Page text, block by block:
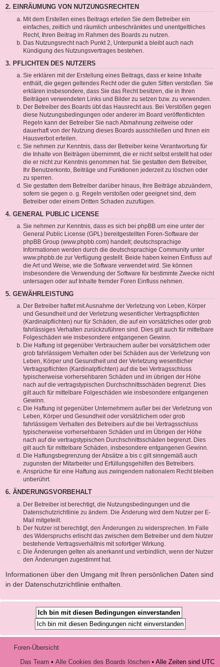
2. EINRÄUMUNG VON NUTZUNGSRECHTEN
Mit dem Erstellen eines Beitrags erteilen Sie dem Betreiber ein
einfaches, zeitlich und räumlich unbeschränktes und unentgeltliches
Recht, Ihren Beitrag im Rahmen des Boards zu nutzen.
Das Nutzungsrecht nach Punkt 2, Unterpunkt a bleibt auch nach
Kündigung des Nutzungsvertrages bestehen.
3. PFLICHTEN DES NUTZERS
Sie erklären mit der Erstellung eines Beitrags, dass er keine Inhalte
enthält, die gegen geltendes Recht oder die guten Sitten verstoßen. Sie
erklären insbesondere, dass Sie das Recht besitzen, die in Ihren
Beiträgen verwendeten Links und Bilder zu setzen bzw. zu verwenden.
Der Betreiber des Boards übt das Hausrecht aus. Bei Verstößen gegen
diese Nutzungsbedingungen oder anderer im Board veröffentlichten
Regeln kann der Betreiber Sie nach Abmahnung zeitweise oder
dauerhaft von der Nutzung dieses Boards ausschließen und Ihnen ein
Hausverbot erteilen.
Sie nehmen zur Kenntnis, dass der Betreiber keine Verantwortung für
die Inhalte von Beiträgen übernimmt, die er nicht selbst erstellt hat oder
die er nicht zur Kenntnis genommen hat. Sie gestatten dem Betreiber,
Ihr Benutzerkonto, Beiträge und Funktionen jederzeit zu löschen oder
zu sperren.
Sie gestatten dem Betreiber darüber hinaus, Ihre Beiträge abzuändern,
sofern sie gegen o. g. Regeln verstoßen oder geeignet sind, dem
Betreiber oder einem Dritten Schaden zuzufügen.
4. GENERAL PUBLIC LICENSE
Sie nehmen zur Kenntnis, dass es sich bei phpBB um eine unter der
General Public License (GPL) bereitgestellten Foren-Software der
phpBB Group (www.phpbb.com) handelt; deutschsprachige
Informationen werden durch die deutschsprachige Community unter
www.phpbb.de zur Verfügung gestellt. Beide haben keinen Einfluss auf
die Art und Weise, wie die Software verwendet wird. Sie können
insbesondere die Verwendung der Software für bestimmte Zwecke nicht
untersagen oder auf Inhalte fremder Foren Einfluss nehmen.
5. GEWÄHRLEISTUNG
Der Betreiber haftet mit Ausnahme der Verletzung von Leben, Körper
und Gesundheit und der Verletzung wesentlicher Vertragspflichten
(Kardinalpflichten) nur für Schäden, die auf ein vorsätzliches oder grob
fahrlässiges Verhalten zurückzuführen sind. Dies gilt auch für mittelbare
Folgeschäden wie insbesondere entgangenen Gewinn.
Die Haftung ist gegenüber Verbrauchern außer bei vorsätzlichem oder
grob fahrlässigem Verhalten oder bei Schäden aus der Verletzung von
Leben, Körper und Gesundheit und der Verletzung wesentlicher
Vertragspflichten (Kardinalpflichten) auf die bei Vertragsschluss
typischerweise vorhersehbaren Schäden und im übrigen der Höhe
nach auf die vertragstypischen Durchschnittsschäden begrenzt. Dies
gilt auch für mittelbare Folgeschäden wie insbesondere entgangenen
Gewinn.
Die Haftung ist gegenüber Unternehmern außer bei der Verletzung von
Leben, Körper und Gesundheit oder vorsätzlichem oder grob
fahrlässigem Verhalten des Betreibers auf die bei Vertragsschluss
typischerweise vorhersehbaren Schäden und im Übrigen der Höhe
nach auf die vertragstypischen Durchschnittsschäden begrenzt. Dies
gilt auch für mittelbare Schäden, insbesondere entgangenen Gewinn.
Die Haftungsbegrenzung der Absätze a bis c gilt sinngemäß auch
zugunsten der Mitarbeiter und Erfüllungsgehilfen des Betreibers.
Ansprüche für eine Haftung aus zwingendem nationalem Recht bleiben
unberührt.
6. ÄNDERUNGSVORBEHALT
Der Betreiber ist berechtigt, die Nutzungsbedingungen und die
Datenschutzrichtlinie zu ändern. Die Änderung wird dem Nutzer per E-
Mail mitgeteilt.
Der Nutzer ist berechtigt, den Änderungen zu widersprechen. Im Falle
des Widerspruchs erlischt das zwischen dem Betreiber und dem Nutzer
bestehende Vertragsverhältnis mit sofortiger Wirkung.
Die Änderungen gelten als anerkannt und verbindlich, wenn der Nutzer
den Änderungen zugestimmt hat.
Informationen über den Umgang mit Ihren persönlichen Daten sind
in der Datenschutzrichtlinie enthalten.
Foren-Übersicht
Das Team • Alle Cookies des Boards löschen • Alle Zeiten sind UTC